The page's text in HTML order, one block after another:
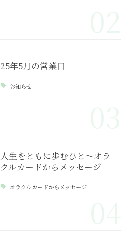
25年5月の営業日
お知らせ
人生をともに歩むひと～オラ
クルカードからメッセージ
オラクルカードからメッセージ